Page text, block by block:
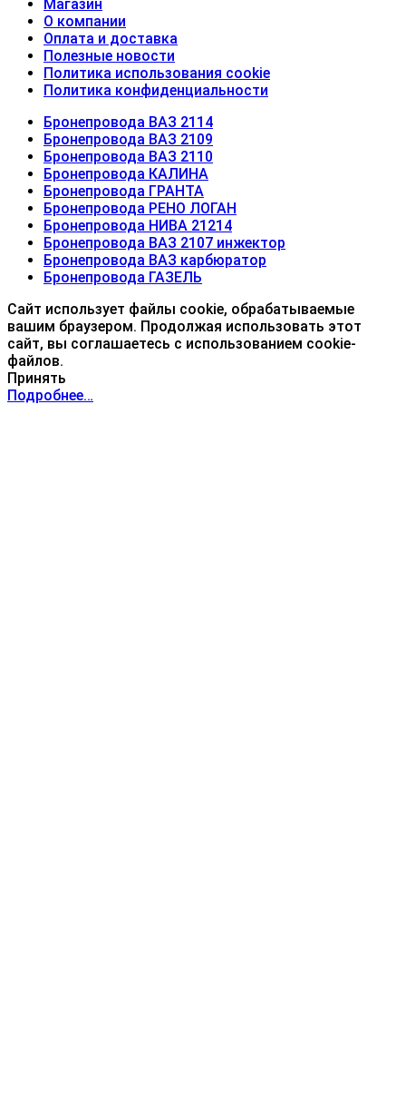
Магазин
О компании
Оплата и доставка
Полезные новости
Политика использования cookie
Политика конфиденциальности
Бронепровода ВАЗ 2114
Бронепровода ВАЗ 2109
Бронепровода ВАЗ 2110
Бронепровода КАЛИНА
Бронепровода ГРАНТА
Бронепровода РЕНО ЛОГАН
Бронепровода НИВА 21214
Бронепровода ВАЗ 2107 инжектор
Бронепровода ВАЗ карбюратор
Бронепровода ГАЗЕЛЬ
Сайт использует файлы cookie, обрабатываемые
вашим браузером. Продолжая использовать этот
сайт, вы соглашаетесь с использованием cookie-
файлов.
Принять
Подробнее…